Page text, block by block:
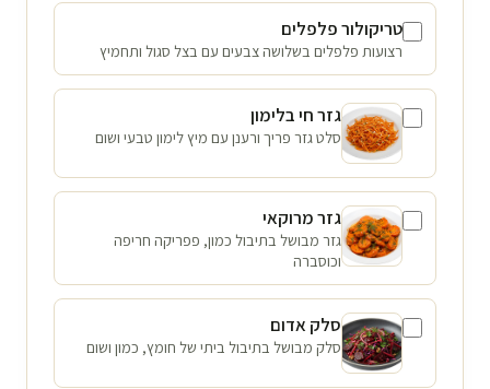
טריקולור פלפלים
רצועות פלפלים בשלושה צבעים עם בצל סגול ותחמיץ
גזר חי בלימון
סלט גזר פריך ורענן עם מיץ לימון טבעי ושום
גזר מרוקאי
גזר מבושל בתיבול כמון, פפריקה חריפה
וכוסברה
סלק אדום
סלק מבושל בתיבול ביתי של חומץ, כמון ושום